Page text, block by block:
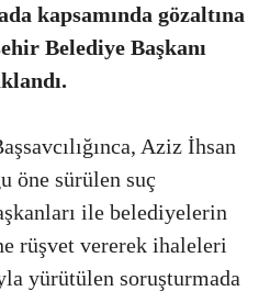
kapsamında gözaltına
Belediye Başkanı
Aziz İhsan
öne sürülen suç
ile belediyelerin
rüşvet vererek ihaleleri
yürütülen soruşturmada